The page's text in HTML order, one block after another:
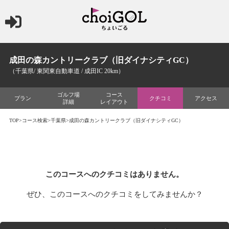
成田の森カントリークラブ（旧ダイナシティGC）
（千葉県/ 東関東自動車道 / 成田IC 20km）
プラン
ゴルフ場
詳細
コース
レイアウト
クチコミ アクセス
TOP>コース検索>千葉県>成田の森カントリークラブ（旧ダイナシティGC）
このコースへのクチコミはありません。
ぜひ、このコースへのクチコミをしてみませんか？